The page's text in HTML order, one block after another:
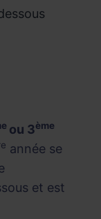
ou 3ème
année se
et est